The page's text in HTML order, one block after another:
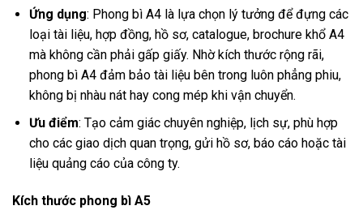
Ứng dụng: Phong bì A4 là lựa chọn lý tưởng để đựng các
loại tài liệu, hợp đồng, hồ sơ, catalogue, brochure khổ A4
mà không cần phải gấp giấy. Nhờ kích thước rộng rãi,
phong bì A4 đảm bảo tài liệu bên trong luôn phẳng phiu,
không bị nhàu nát hay cong mép khi vận chuyển.
Ưu điểm: Tạo cảm giác chuyên nghiệp, lịch sự, phù hợp
cho các giao dịch quan trọng, gửi hồ sơ, báo cáo hoặc tài
liệu quảng cáo của công ty.
Kích thước phong bì A5